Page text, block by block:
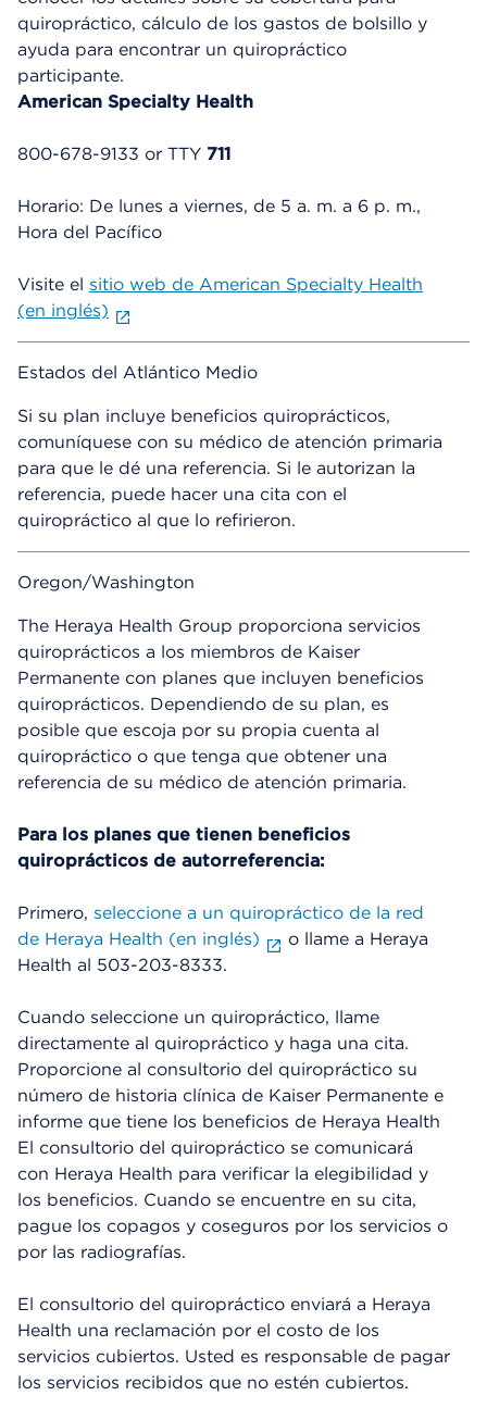
quiropráctico, cálculo de los gastos de bolsillo y
ayuda para encontrar un quiropráctico
participante.
American Specialty Health
800-678-9133 or TTY 711
Horario: De lunes a viernes, de 5 a. m. a 6 p. m.,
Hora del Pacífico
Visite el sitio web de American Specialty Health
(en inglés)
Estados del Atlántico Medio
Si su plan incluye beneficios quiroprácticos,
comuníquese con su médico de atención primaria
para que le dé una referencia. Si le autorizan la
referencia, puede hacer una cita con el
quiropráctico al que lo refirieron.
Oregon/Washington
The Heraya Health Group proporciona servicios
quiroprácticos a los miembros de Kaiser
Permanente con planes que incluyen beneficios
quiroprácticos. Dependiendo de su plan, es
posible que escoja por su propia cuenta al
quiropráctico o que tenga que obtener una
referencia de su médico de atención primaria.
Para los planes que tienen beneficios
quiroprácticos de autorreferencia:
Primero, seleccione a un quiropráctico de la red
de Heraya Health (en inglés)
o llame a Heraya
Health al 503-203-8333.
Cuando seleccione un quiropráctico, llame
directamente al quiropráctico y haga una cita.
Proporcione al consultorio del quiropráctico su
número de historia clínica de Kaiser Permanente e
informe que tiene los beneficios de Heraya Health
El consultorio del quiropráctico se comunicará
con Heraya Health para verificar la elegibilidad y
los beneficios. Cuando se encuentre en su cita,
pague los copagos y coseguros por los servicios o
por las radiografías.
El consultorio del quiropráctico enviará a Heraya
Health una reclamación por el costo de los
servicios cubiertos. Usted es responsable de pagar
los servicios recibidos que no estén cubiertos.